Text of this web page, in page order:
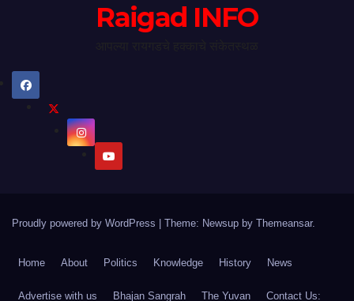
Raigad INFO
Proudly powered by WordPress Theme: Newsup by Themeansar.
Home About Politics Knowledge History News
Advertise with us Bhajan Sangrah The Yuvan Contact Us: